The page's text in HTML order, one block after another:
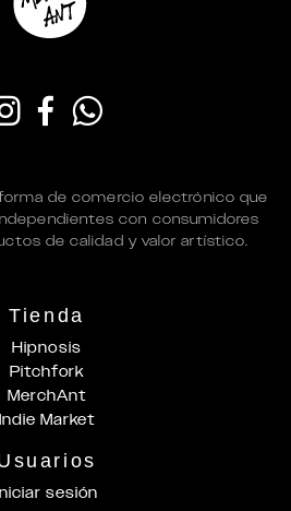
de comercio electrónico que
con consumidores
de calidad y valor artístico.
Tienda
Hipnosis
Pitchfork
MerchAnt
Indie Market
sesión